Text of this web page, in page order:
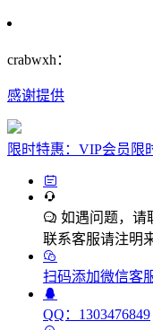
crabwxh：
感谢提供
限时特惠：VIP会员限
如遇问题，请
联系客服请注明
扫码添加微信客
QQ：1303476849